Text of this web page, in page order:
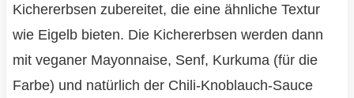
Kichererbsen zubereitet, die eine ähnliche Textur
wie Eigelb bieten. Die Kichererbsen werden dann
mit veganer Mayonnaise, Senf, Kurkuma (für die
Farbe) und natürlich der Chili-Knoblauch-Sauce